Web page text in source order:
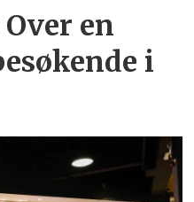
en
i